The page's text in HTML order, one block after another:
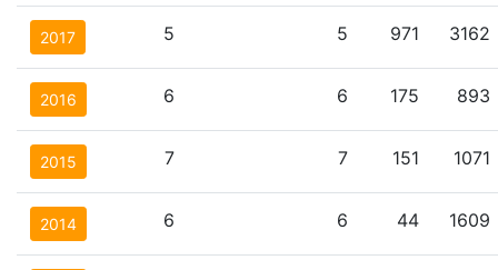
2017 5 5 971 3162
2016 6 6 175 893
2015 7 7 151 1071
2014 6 6 44 1609